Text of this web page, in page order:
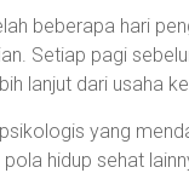
beberapa hari
Setiap pagi
lanjut dari usaha
yang
hidup sehat